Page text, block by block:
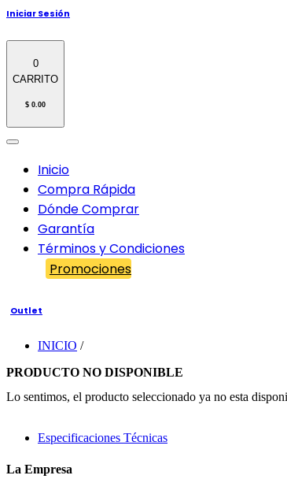
Iniciar Sesión
0
CARRITO
$ 0.00
Inicio
Compra Rápida
Dónde Comprar
Garantía
Términos y Condiciones
Promociones
Outlet
INICIO /
PRODUCTO NO DISPONIBLE
Lo sentimos, el producto seleccionado ya no esta
Especificaciones Técnicas
La Empresa